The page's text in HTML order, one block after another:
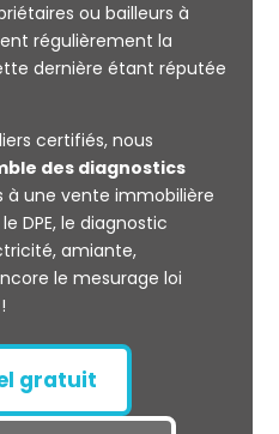
ou bailleurs à
régulièrement la
dernière étant réputée
certifiés, nous
des diagnostics
à une vente immobilière
DPE, le diagnostic
amiante,
le mesurage loi
gratuit